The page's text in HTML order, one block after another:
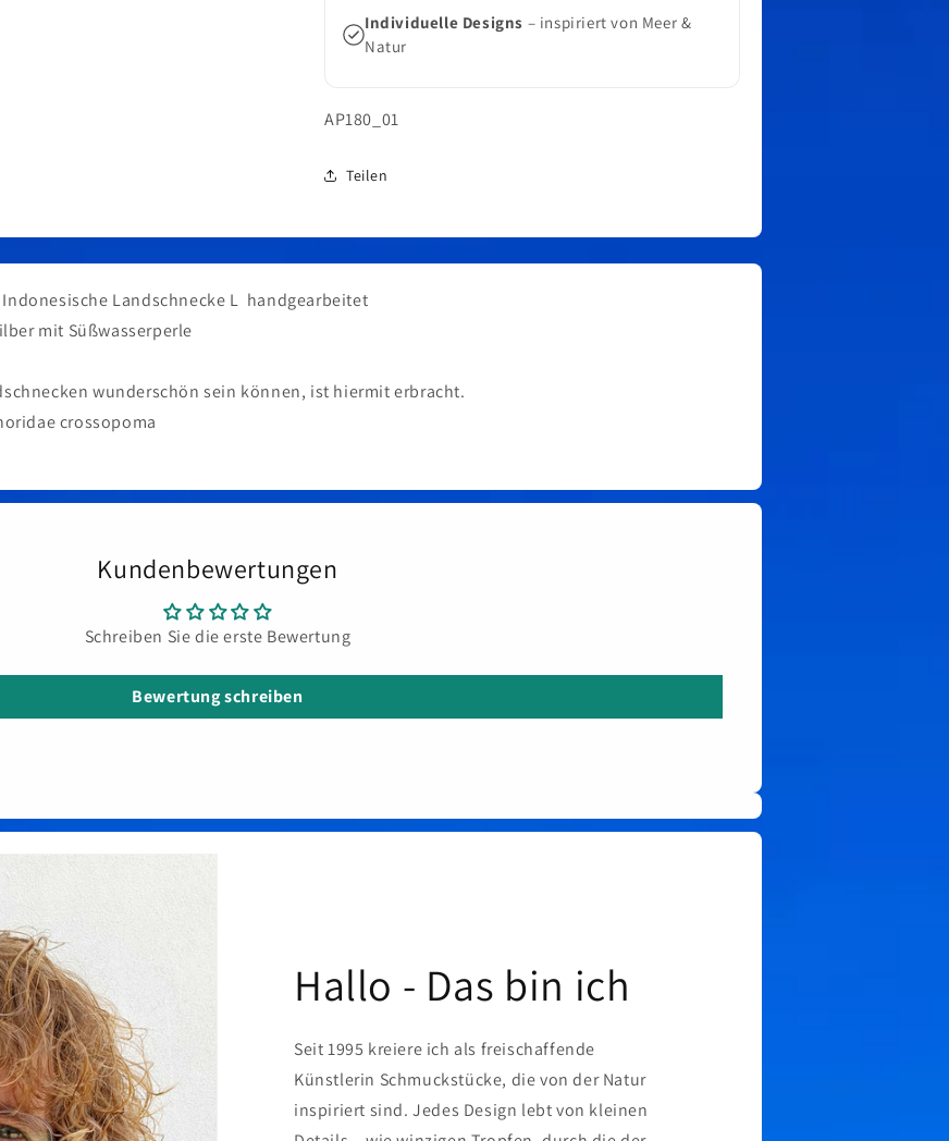
Individuelle Designs – inspiriert von Meer &
Natur
SKU:
AP180_01
Teilen
Landschnecke L handgearbeitet
mit Süßwasserperle
wunderschön sein können, ist hiermit erbracht.
crossopoma
Kundenbewertungen
Schreiben Sie die erste Bewertung
Bewertung schreiben
Hallo - Das bin ich
Seit 1995 kreiere ich als freischaffende
Künstlerin Schmuckstücke, die von der Natur
inspiriert sind. Jedes Design lebt von kleinen